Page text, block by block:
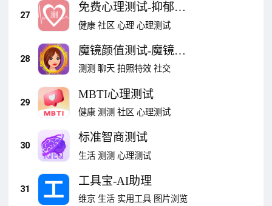
27
免费心理测试-抑郁焦
虑爱情测试
健康 社区 心理 心理测试
28
魔镜颜值测试-魔镜魔
镜算算颜值
测测 聊天 拍照特效 社交
29
MBTI心理测试
健康 测测 社区 心理测试
30
标准智商测试
生活 测测 心理测试
31
工具宝-AI助理
维京 生活 实用工具 图片浏览